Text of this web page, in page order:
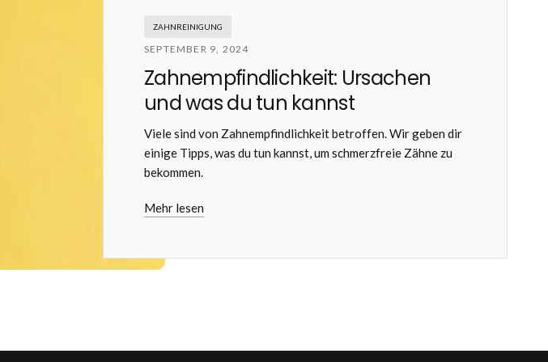
ZAHNREINIGUNG
SEPTEMBER 9, 2024
Zahnempfindlichkeit: Ursachen
und was du tun kannst
Viele sind von Zahnempfindlichkeit betroffen. Wir geben dir
einige Tipps, was du tun kannst, um schmerzfreie Zähne zu
bekommen.
Mehr lesen